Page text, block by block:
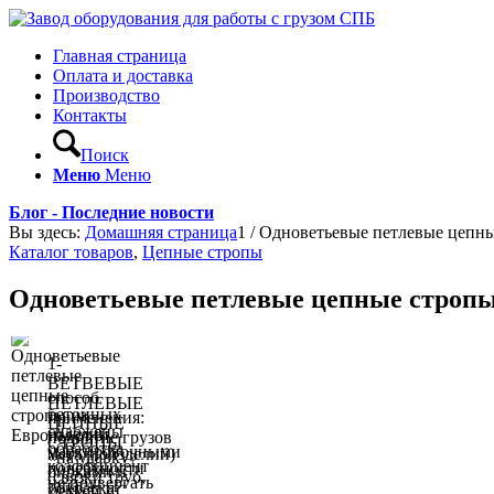
Главная страница
Оплата и доставка
Производство
Контакты
Поиск
Меню Меню
Блог - Последние новости
Вы здесь: Домашняя страница1 / Одноветьевые петлевые
Каталог товаров, Цепные стропы
Одноветьевые петлевые цепные
1-
ВЕТВЕВЫЕ
ПЕТЛЕВЫЕ
ЦЕПНЫЕ
СТРОПЫ
снабжены
маркировочными
бирками и
обработка
поверхности
. окраска
коэффициент
запаса
не подвергать
способ
применения:
поднятие грузов
«на удавку»
(связки труб,
бетонных
изделий,
металлоизделий)